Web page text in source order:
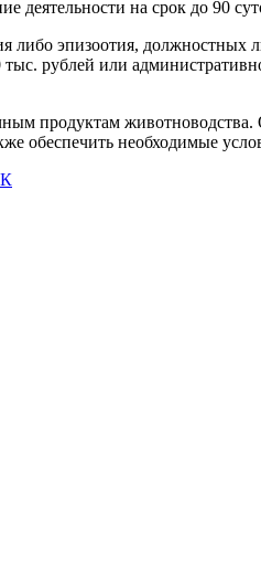
на срок до 90
либо эпизоотия,
рублей или
продуктам
обеспечить необходимые